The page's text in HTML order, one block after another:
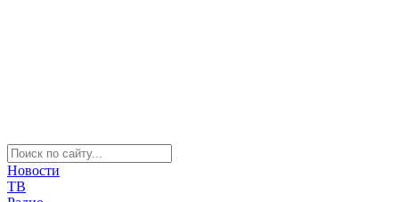
Новости
ТВ